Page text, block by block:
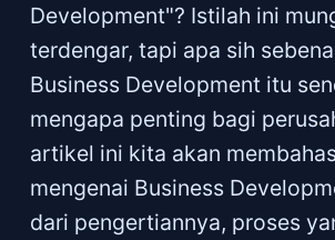
Development"? Istilah ini
terdengar, tapi apa sih
Business Development itu
mengapa penting bagi
artikel ini kita akan
mengenai Business
dari pengertiannya, proses